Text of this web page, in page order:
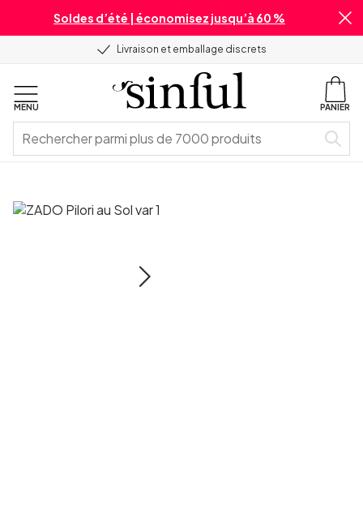
Soldes d’été | économisez jusqu’à 60 %
Livraison et emballage discrets
MENU PANIER